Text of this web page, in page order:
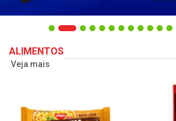
ALIMENTOS
Veja mais